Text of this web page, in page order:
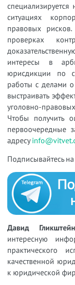
ситуациях
правовых
проверках
интересы в
юрисдикции по
работы с делами
выстраивать
уголовно-
Чтобы получить
первоочередные
адресу
Подписывайтесь
Давид
интересную
практического
качественной
к юридической